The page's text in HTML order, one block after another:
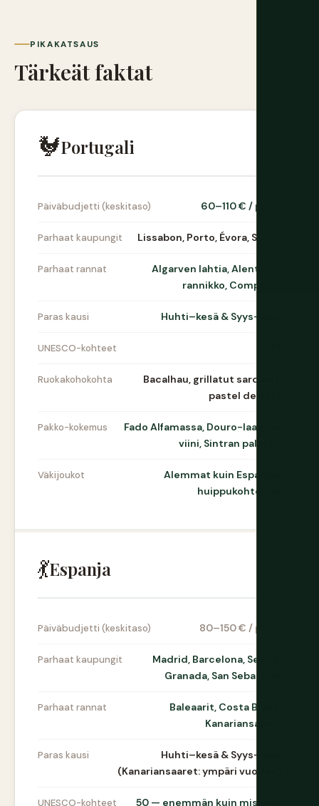
PIKAKATSAUS
Tärkeät faktat
🐓Portugali
Päiväbudjetti (keskitaso) 60–110 € / päivä
Parhaat kaupungit Lissabon, Porto, Évora, Sintra
Parhaat rannat
Algarven lahtia, Alentejon
rannikko, Comporta
Paras kausi Huhti–kesä & Syys–loka
UNESCO-kohteet
Ruokakohokohta
Bacalhau, grillatut sardiinit,
pastel de nata
Pakko-kokemus
Fado Alfamassa, Douro-laakson
viini, Sintran palatsit
Väkijoukot
Alemmat kuin Espanjan
huippukohteissa
💃Espanja
Päiväbudjetti (keskitaso) 80–150 € / päivä
Parhaat kaupungit
Madrid, Barcelona, Sevilla,
Granada, San Sebastián
Parhaat rannat
Baleaarit, Costa Brava,
Kanariansaaret
Paras kausi
Huhti–kesä & Syys–loka
(Kanariansaaret: ympäri vuoden)
UNESCO-kohteet 50 — enemmän kuin missään